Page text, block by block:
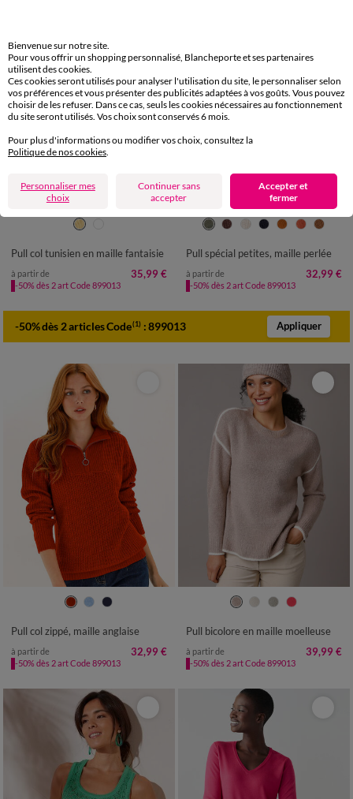
38/40
Pull col tunisien en maille fantaisie
à partir de 35,99 €
-50% dès 2 art Code 899013
Spécial Petites
34/36 38/40 42/44 46/48
Pull spécial petites, maille perlée
à partir de 32,99 €
-50% dès 2 art Code 899013
-50% dès 2 articles Code(1) :899013 Appliquer
38/40 42/44
Pull col zippé, maille anglaise
à partir de 32,99 €
-50% dès 2 art Code 899013
38/40 42/44
Pull bicolore en maille moelleuse
à partir de 39,99 €
-50% dès 2 art Code 899013
Bienvenue sur notre site.
Pour vous offrir un shopping personnalisé, Blancheporte et ses partenaires
utilisent des cookies.
Ces cookies seront utilisés pour analyser l'utilisation du site, le personnaliser selon
vos préférences et vous présenter des publicités adaptées à vos goûts. Vous pouvez
choisir de les refuser. Dans ce cas, seuls les cookies nécessaires au fonctionnement
du site seront utilisés. Vos choix sont conservés 6 mois.
Pour plus d'informations ou modifier vos choix, consultez la
Politique de nos cookies.
Personnaliser mes
choix
Continuer sans
accepter
Accepter et
fermer